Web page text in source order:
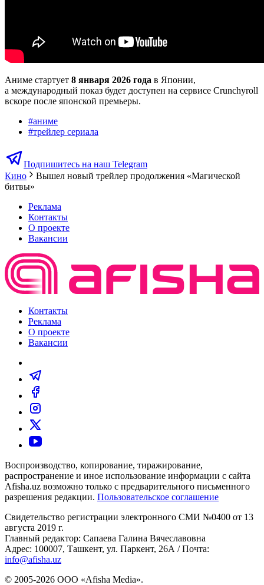
Аниме стартует 8 января 2026 года в Японии,
а международный показ будет доступен на сервисе Crunchyroll
вскоре после японской премьеры.
#аниме
#трейлер сериала
Подпишитесь на наш Telegram
Кино
Вышел новый трейлер продолжения «Магической
битвы»
Реклама
Контакты
О проекте
Вакансии
Контакты
Реклама
О проекте
Вакансии
Воспроизводство, копирование, тиражирование,
распространение и иное использование информации с сайта
Afisha.uz возможно только с предварительного письменного
разрешения редакции. Пользовательское соглашение
Свидетельство регистрации электронного СМИ №0400 от 13
августа 2019 г.
Главный редактор: Сапаева Галина Вячеславовна
Адрес: 100007, Ташкент, ул. Паркент, 26А / Почта:
info@afisha.uz
© 2005-2026 ООО «Afisha Media».